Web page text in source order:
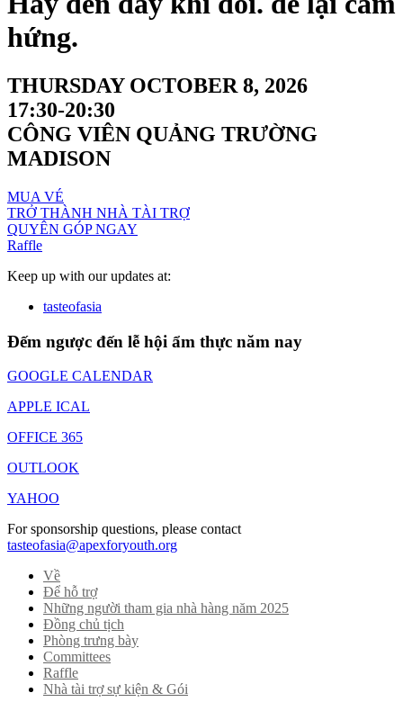
hứng.
THURSDAY OCTOBER 8, 2026
17:30-20:30
CÔNG VIÊN QUẢNG TRƯỜNG
MADISON
MUA VÉ
TRỞ THÀNH NHÀ TÀI TRỢ
QUYÊN GÓP NGAY
Raffle
Keep up with our updates at:
tasteofasia
Đếm ngược đến lễ hội ẩm thực năm nay
GOOGLE CALENDAR
APPLE ICAL
OFFICE 365
OUTLOOK
YAHOO
For sponsorship questions, please contact
tasteofasia@apexforyouth.org
Về
Để hỗ trợ
Những người tham gia nhà hàng năm 2025
Đồng chủ tịch
Phòng trưng bày
Committees
Raffle
Nhà tài trợ sự kiện & Gói